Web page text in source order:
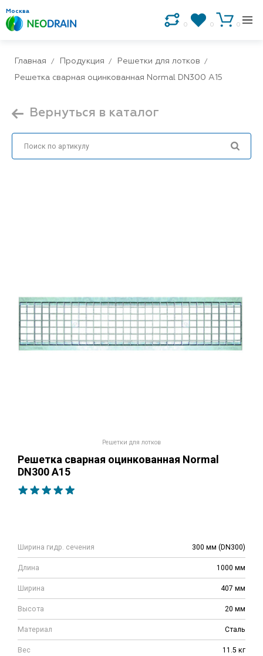
Москва
0 0 0
Главная Продукция
Решетки для лотков
Решетка сварная оцинкованная Normal DN300 А15
Вернуться в каталог
Решетки для лотков
Решетка сварная оцинкованная Normal
DN300 А15
Ширина гидр. сечения 300 мм (DN300)
Длина 1000 мм
Ширина 407 мм
Высота 20 мм
Материал Сталь
Вес 11.5 кг